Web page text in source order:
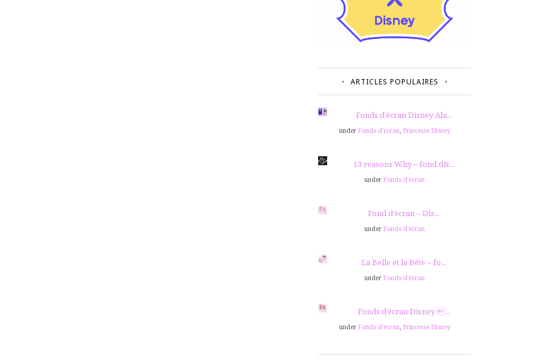
ARTICLES POPULAIRES
Fonds d’écran Disney Ala...
under Fonds d'écran Princesse Disney
13 reasons Why – fond d&...
under Fonds d'écran
Fond d’écran – Dis...
under Fonds d'écran
La Belle et la Bête – fo...
under Fonds d'écran
Fonds d’écran Disney ...
under Fonds d'écran Princesse Disney